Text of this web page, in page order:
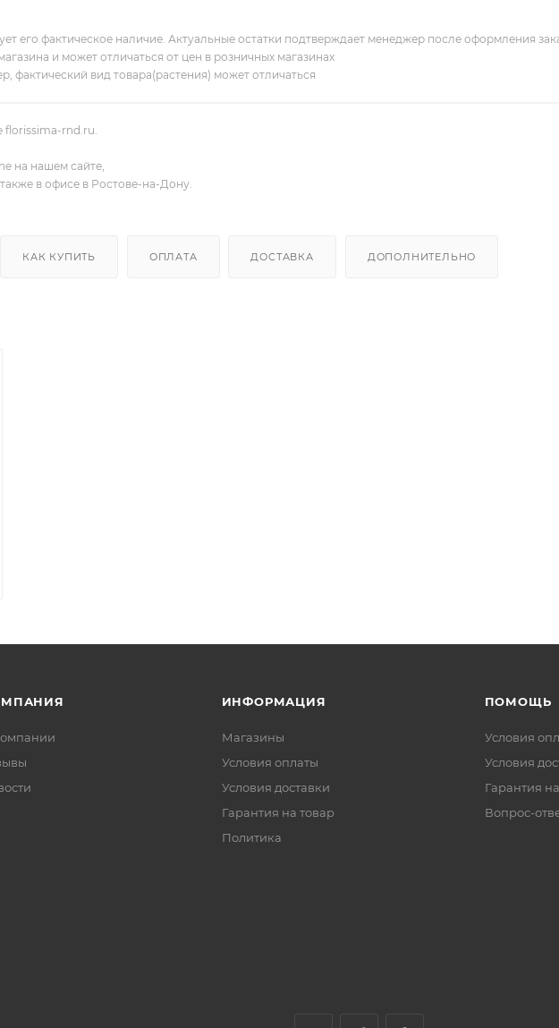
его фактическое наличие. Актуальные остатки подтверждает менеджер после оформления
и может отличаться от цен в розничных магазинах
фактический вид товара(растения) может отличаться
florissima-rnd.ru.
на нашем сайте,
в офисе в Ростове-на-Дону.
КАК КУПИТЬ ОПЛАТА ДОСТАВКА ДОПОЛНИТЕЛЬНО
ИНФОРМАЦИЯ
Магазины
Условия оплаты
Условия доставки
Гарантия на товар
Политика
ПОМОЩЬ
Условия
Условия
Гарантия
Вопрос-